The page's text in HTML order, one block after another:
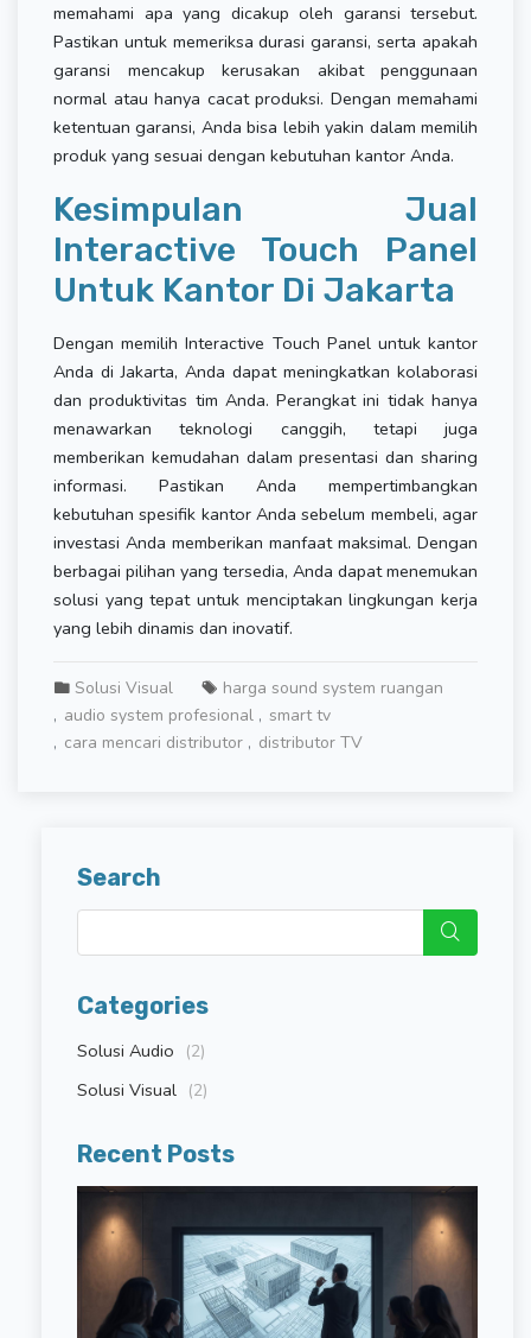
memahami apa yang dicakup oleh garansi tersebut.
Pastikan untuk memeriksa durasi garansi, serta apakah
garansi mencakup kerusakan akibat penggunaan
normal atau hanya cacat produksi. Dengan memahami
ketentuan garansi, Anda bisa lebih yakin dalam memilih
produk yang sesuai dengan kebutuhan kantor Anda.
Kesimpulan Jual
Interactive Touch Panel
Untuk Kantor Di Jakarta
Dengan memilih Interactive Touch Panel untuk kantor
Anda di Jakarta, Anda dapat meningkatkan kolaborasi
dan produktivitas tim Anda. Perangkat ini tidak hanya
menawarkan teknologi canggih, tetapi juga
memberikan kemudahan dalam presentasi dan sharing
informasi. Pastikan Anda mempertimbangkan
kebutuhan spesifik kantor Anda sebelum membeli, agar
investasi Anda memberikan manfaat maksimal. Dengan
berbagai pilihan yang tersedia, Anda dapat menemukan
solusi yang tepat untuk menciptakan lingkungan kerja
yang lebih dinamis dan inovatif.
Solusi Visual
harga sound system ruangan
audio system profesional
smart tv
cara mencari distributor
distributor TV
Search
Categories
Solusi Audio (2)
Solusi Visual (2)
Recent Posts